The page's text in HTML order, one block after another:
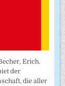
Erich.
der
die aller